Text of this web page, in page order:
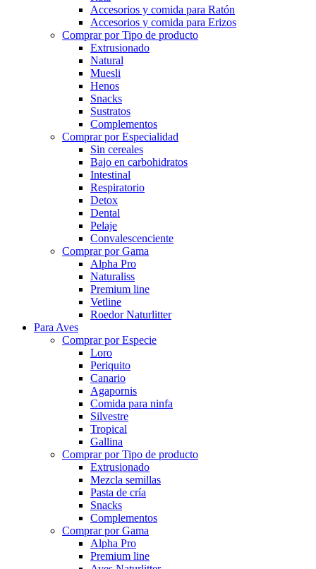
Accesorios y comida para Ratón
Accesorios y comida para Erizos
Comprar por Tipo de producto
Extrusionado
Natural
Muesli
Henos
Snacks
Sustratos
Complementos
Comprar por Especialidad
Sin cereales
Bajo en carbohidratos
Intestinal
Respiratorio
Detox
Dental
Pelaje
Convalescenciente
Comprar por Gama
Alpha Pro
Naturaliss
Premium line
Vetline
Roedor Naturlitter
Para Aves
Comprar por Especie
Loro
Periquito
Canario
Agapornis
Comida para ninfa
Silvestre
Tropical
Gallina
Comprar por Tipo de producto
Extrusionado
Mezcla semillas
Pasta de cría
Snacks
Complementos
Comprar por Gama
Alpha Pro
Premium line